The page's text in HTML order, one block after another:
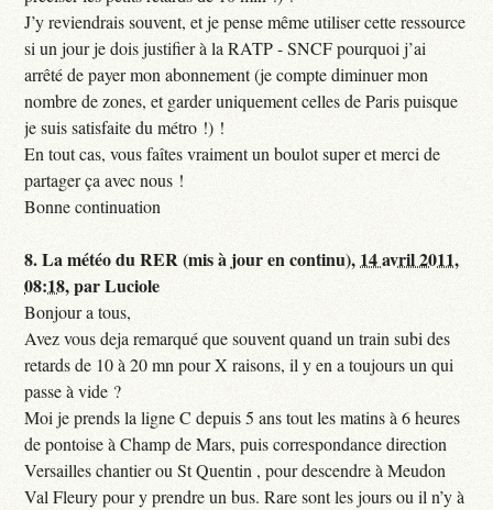
J’y reviendrais souvent, et je pense même utiliser cette ressource
si un jour je dois justifier à la RATP - SNCF pourquoi j’ai
arrêté de payer mon abonnement (je compte diminuer mon
nombre de zones, et garder uniquement celles de Paris puisque
je suis satisfaite du métro !) !
En tout cas, vous faîtes vraiment un boulot super et merci de
partager ça avec nous !
Bonne continuation
8.La météo du RER (mis à jour en continu), 14 avril 2011,
08:18,parLuciole
Bonjour a tous,
Avez vous deja remarqué que souvent quand un train subi des
retards de 10 à 20 mn pour X raisons, il y en a toujours un qui
passe à vide ?
Moi je prends la ligne C depuis 5 ans tout les matins à 6 heures
de pontoise à Champ de Mars, puis correspondance direction
Versailles chantier ou St Quentin , pour descendre à Meudon
Val Fleury pour y prendre un bus. Rare sont les jours ou il n’y à